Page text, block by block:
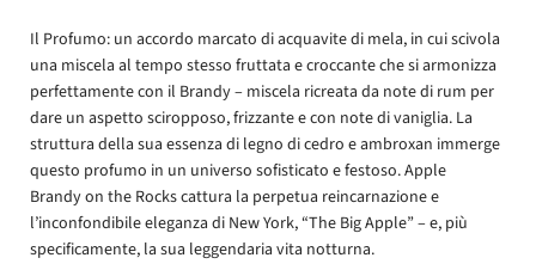
Il Profumo: un accordo marcato di acquavite di mela, in cui scivola
una miscela al tempo stesso fruttata e croccante che si armonizza
perfettamente con il Brandy – miscela ricreata da note di rum per
dare un aspetto sciropposo, frizzante e con note di vaniglia. La
struttura della sua essenza di legno di cedro e ambroxan immerge
questo profumo in un universo sofisticato e festoso. Apple
Brandy on the Rocks cattura la perpetua reincarnazione e
l’inconfondibile eleganza di New York, “The Big Apple” – e, più
specificamente, la sua leggendaria vita notturna.